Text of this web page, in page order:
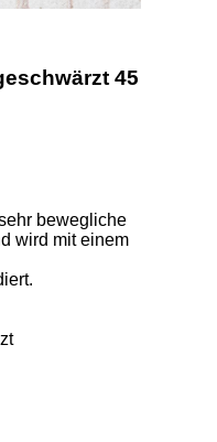
45
bewegliche
wird mit einem